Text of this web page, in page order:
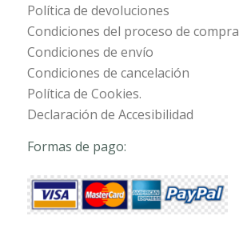
Política de devoluciones
Condiciones del proceso de compra
Condiciones de envío
Condiciones de cancelación
Política de Cookies.
Declaración de Accesibilidad
Formas de pago: